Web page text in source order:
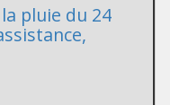
pluie du 24